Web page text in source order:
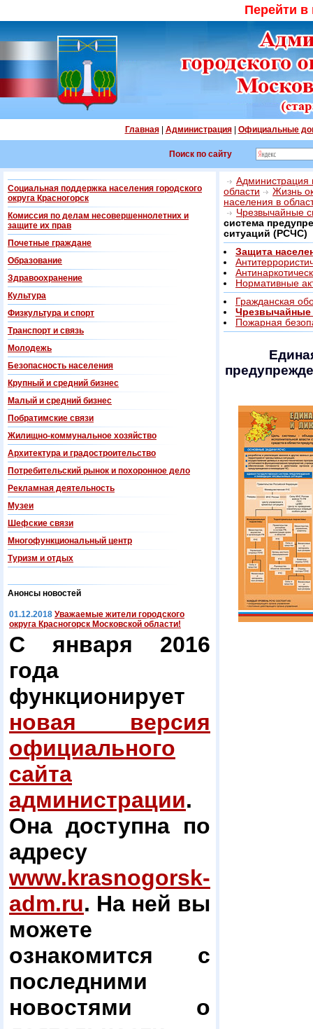
Перейти
Главная| Администрация| Официальные
Поиск по сайту
Социальная поддержка населения городского
округа Красногорск
Комиссия по делам несовершеннолетних и
защите их прав
Почетные граждане
Образование
Здравоохранение
Культура
Физкультура и спорт
Транспорт и связь
Молодежь
Безопасность населения
Крупный и средний бизнес
Малый и средний бизнес
Побратимские связи
Жилищно-коммунальное хозяйство
Архитектура и градостроительство
Потребительский рынок и похоронное дело
Рекламная деятельность
Музеи
Шефские связи
Многофункциональный центр
Туризм и отдых
Анонсы новостей
01.12.2018 Уважаемые жители городского
округа Красногорск Московской области!
С января 2016
года
функционирует
новая версия
официального
сайта
администрации.
Она доступна по
адресу
www.krasnogorsk-
adm.ru. На ней вы
можете
ознакомится с
последними
новостями о
Администрация
области
Жизнь
населения в
Чрезвычайные
система
ситуаций (РСЧС)
Защита
Нормативные
Гражданская
Чрезвычайные
Пожарная